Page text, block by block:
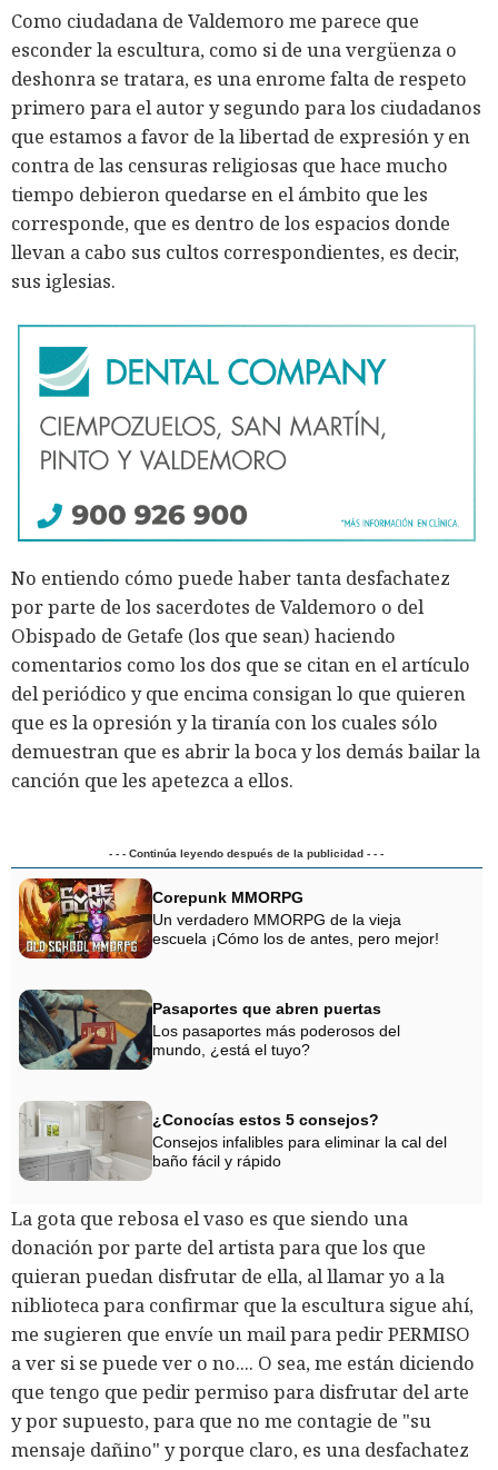
Como ciudadana de Valdemoro me parece que
esconder la escultura, como si de una vergüenza o
deshonra se tratara, es una enrome falta de respeto
primero para el autor y segundo para los ciudadanos
que estamos a favor de la libertad de expresión y en
contra de las censuras religiosas que hace mucho
tiempo debieron quedarse en el ámbito que les
corresponde, que es dentro de los espacios donde
llevan a cabo sus cultos correspondientes, es decir,
sus iglesias.
No entiendo cómo puede haber tanta desfachatez
por parte de los sacerdotes de Valdemoro o del
Obispado de Getafe (los que sean) haciendo
comentarios como los dos que se citan en el artículo
del periódico y que encima consigan lo que quieren
que es la opresión y la tiranía con los cuales sólo
demuestran que es abrir la boca y los demás bailar la
canción que les apetezca a ellos.
- - - Continúa leyendo después de la publicidad - - -
Corepunk MMORPG
Un verdadero MMORPG de la vieja
escuela ¡Cómo los de antes, pero mejor!
Pasaportes que abren puertas
Los pasaportes más poderosos del
mundo, ¿está el tuyo?
¿Conocías estos 5 consejos?
Consejos infalibles para eliminar la cal del
baño fácil y rápido
La gota que rebosa el vaso es que siendo una
donación por parte del artista para que los que
quieran puedan disfrutar de ella, al llamar yo a la
niblioteca para confirmar que la escultura sigue ahí,
me sugieren que envíe un mail para pedir PERMISO
a ver si se puede ver o no.... O sea, me están diciendo
que tengo que pedir permiso para disfrutar del arte
y por supuesto, para que no me contagie de "su
mensaje dañino" y porque claro, es una desfachatez